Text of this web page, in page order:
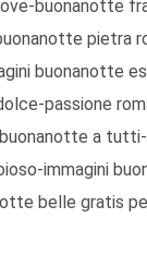
buonanotte
pietra
buonanotte
passione
a
immagini
belle gratis